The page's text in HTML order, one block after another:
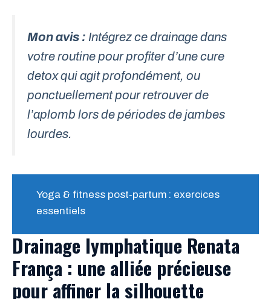
Mon avis : Intégrez ce drainage dans
votre routine pour profiter d’une cure
detox qui agit profondément, ou
ponctuellement pour retrouver de
l’aplomb lors de périodes de jambes
lourdes.
Yoga & fitness post‑partum : exercices
essentiels
Drainage lymphatique Renata
França : une alliée précieuse
pour affiner la silhouette